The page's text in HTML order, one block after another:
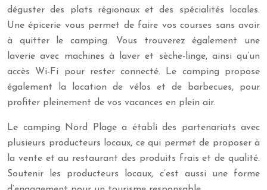
déguster des plats régionaux et des spécialités locales.
Une épicerie vous permet de faire vos courses sans avoir
à quitter le camping. Vous trouverez également une
laverie avec machines à laver et sèche-linge, ainsi qu’un
accès Wi-Fi pour rester connecté. Le camping propose
également la location de vélos et de barbecues, pour
profiter pleinement de vos vacances en plein air.
Le camping Nord Plage a établi des partenariats avec
plusieurs producteurs locaux, ce qui permet de proposer à
la vente et au restaurant des produits frais et de qualité.
Soutenir les producteurs locaux, c’est aussi une forme